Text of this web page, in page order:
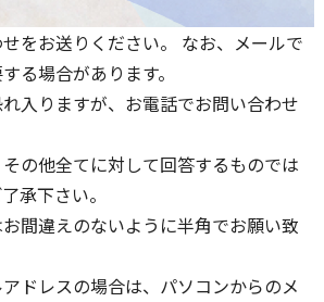
をお送りください。 なお、メールで
る場合があります。
入りますが、お電話でお問い合わせ
の他全てに対して回答するものでは
承下さい。
間違えのないように半角でお願い致
ドレスの場合は、パソコンからのメ